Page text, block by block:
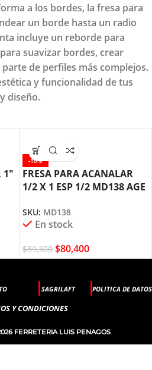
a los bordes, la fresa para
un borde hasta un radio
incluye un reborde para
suavizar bordes, crear
de perfiles más complejos.
y funcionalidad de tus
diseño.
1″
-10%
FRESA PARA ACANALAR
1/2 X 1 ESP 1/2 MD138 AGE
SKU: MD138
En stock
$89,300 $80,400
SAGRILAFT POLITICA DE DATOS
Y CONDICIONES
FERRETERIA LUIS PENAGOS